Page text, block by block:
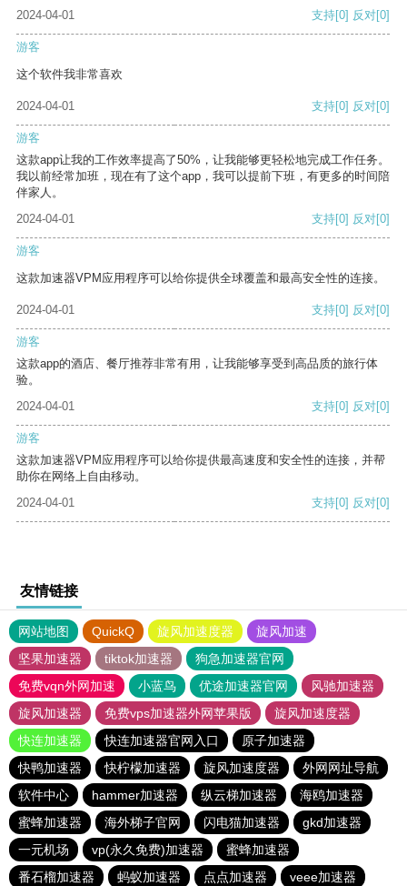
2024-04-01 支持[0] 反对[0]
游客
这个软件我非常喜欢
2024-04-01 支持[0] 反对[0]
游客
这款app让我的工作效率提高了50%，让我能够更轻松地完成工作任务。
我以前经常加班，现在有了这个app，我可以提前下班，有更多的时间陪
伴家人。
2024-04-01
支持[0] 反对[0]
游客
这款加速器VPM应用程序可以给你提供全球覆盖和最高安全性的连接。
2024-04-01 支持[0] 反对[0]
游客
这款app的酒店、餐厅推荐非常有用，让我能够享受到高品质的旅行体
验。
2024-04-01
支持[0] 反对[0]
游客
这款加速器VPM应用程序可以给你提供最高速度和安全性的连接，并帮
助你在网络上自由移动。
2024-04-01
支持[0] 反对[0]
友情链接
网站地图 QuickQ 旋风加速度器
旋风加速
坚果加速器
tiktok加速器
狗急加速器官网
免费vqn外网加速
小蓝鸟 优途加速器官网
风驰加速器
旋风加速器
免费vps加速器外网苹果版
旋风加速度器
快连加速器
快连加速器官网入口
原子加速器
快鸭加速器
快柠檬加速器 旋风加速度器
外网网址导航
软件中心
hammer加速器 纵云梯加速器
海鸥加速器
蜜蜂加速器
海外梯子官网 闪电猫加速器
gkd加速器
一元机场
vp(永久免费)加速器
蜜蜂加速器
番石榴加速器
蚂蚁加速器 点点加速器 veee加速器